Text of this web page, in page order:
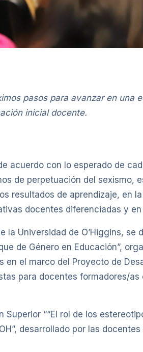
pasos para avanzar en una
inicial docente.
acuerdo con lo esperado de
de perpetuación del sexismo,
resultados de aprendizaje, en
docentes diferenciadas y
Universidad de O’Higgins, se
de Género en Educación”,
el marco del Proyecto de
para docentes formadores/as
““El rol de los
desarrollado por las